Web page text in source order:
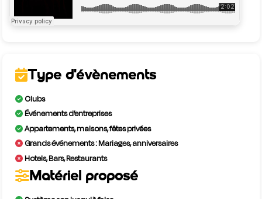
Type d'évènements
Clubs
Événements d’entreprises
Appartements, maisons, fêtes privées
Grands événements : Mariages, anniversaires
Hotels, Bars, Restaurants
Matériel proposé